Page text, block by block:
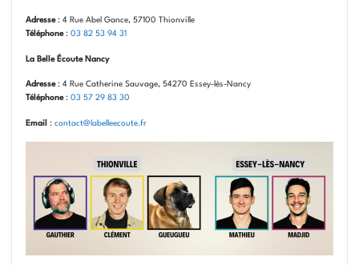
Adresse: 4 Rue Abel Gance, 57100 Thionville
Téléphone: 03 82 53 94 31
La Belle Écoute Nancy
Adresse: 4 Rue Catherine Sauvage, 54270 Essey-lès-Nancy
Téléphone: 03 57 29 83 30
Email : contact@labelleecoute.fr